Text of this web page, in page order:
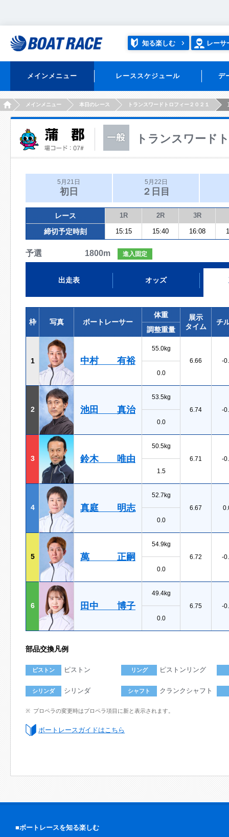
知る楽しむ レーサ
メインメニュー レーススケジュール デ
HOMEメインメニュー 本日のレース トランスワードトロフィー２０２１
トランスワード
5月21日
初日
5月22日
２日目
レース 1R 2R 3R
締切予定時刻 15:15 15:40 16:08
予選 1800m 進入固定
出走表 オッズ
枠 写真 ボートレーサー
体重
展示
タイム
チ
調整重量
1 中村 有裕
55.0kg
6.66
-
0.0
2 池田 真治
53.5kg
6.74
-
0.0
3 鈴木 唯由
50.5kg
6.71
-
1.5
4 真庭 明志
52.7kg
6.67
0.0
5 萬 正嗣
54.9kg
6.72
-
0.0
6 田中 博子
49.4kg
6.75
-
0.0
部品交換凡例
ピストン ピストン リング ピストンリング
シリンダ シリンダ シャフト クランクシャフト
プロペラの変更時はプロペラ項目に新と表示されます。
ボートレースガイドはこちら
■ボートレースを知る楽しむ